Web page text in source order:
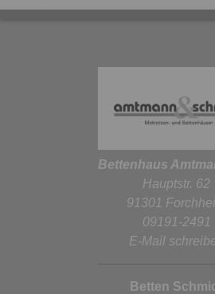
Bettenhaus
Hauptstr. 62
91301
09191-2491
E-Mail
Betten